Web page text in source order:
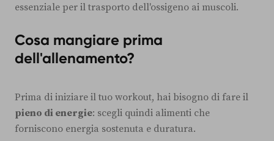
essenziale per il trasporto dell'ossigeno ai muscoli.
Cosa mangiare prima
dell'allenamento?
Prima di iniziare il tuo workout, hai bisogno di fare il
pieno di energie: scegli quindi alimenti che
forniscono energia sostenuta e duratura.